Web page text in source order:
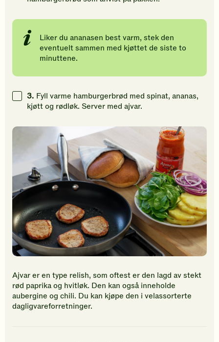
Liker du ananasen best varm, stek den
eventuelt sammen med kjøttet de siste to
minuttene.
3. Fyll varme hamburgerbrød med spinat, ananas,
kjøtt og rødløk. Server med ajvar.
Ajvar er en type relish, som oftest er den lagd av stekt
rød paprika og hvitløk. Den kan også inneholde
aubergine og chili. Du kan kjøpe den i velassorterte
dagligvareforretninger.